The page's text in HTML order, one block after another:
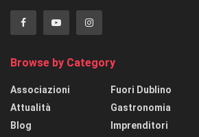
Browse by Category
Associazioni
Attualità
Blog
Fuori Dublino
Gastronomia
Imprenditori